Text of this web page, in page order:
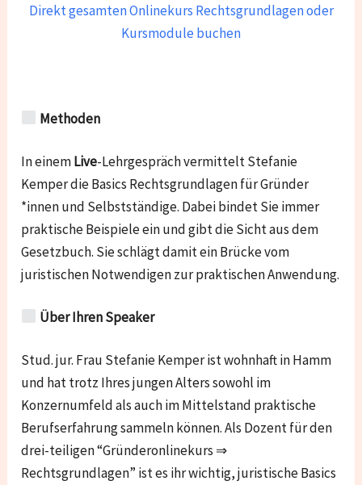
Direkt gesamten Onlinekurs Rechtsgrundlagen oder
Kursmodule buchen
Methoden
In einemLive-Lehrgespräch vermittelt Stefanie
Kemper die Basics Rechtsgrundlagen für Gründer
*innen und Selbstständige. Dabei bindet Sie immer
praktische Beispiele ein und gibt die Sicht aus dem
Gesetzbuch. Sie schlägt damit ein Brücke vom
juristischen Notwendigen zur praktischen Anwendung.
Über Ihren Speaker
Stud. jur. Frau Stefanie Kemper ist wohnhaft in Hamm
und hat trotz Ihres jungen Alters sowohl im
Konzernumfeld als auch im Mittelstand praktische
Berufserfahrung sammeln können. Als Dozent für den
drei-teiligen “Gründeronlinekurs ⇒
Rechtsgrundlagen” ist es ihr wichtig, juristische Basics